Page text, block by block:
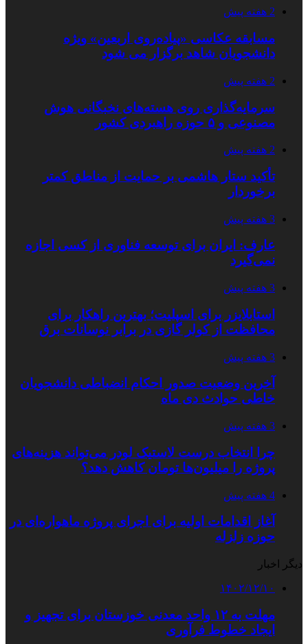
2 هفته پیش
مسابقه عکاسی «پیاده‌روی اربعین» ویژه
دانشجویان شاهد برگزار می شود
2 هفته پیش
سرمایه‌گذاری روی هسته‌های نخبگانی هوش
مصنوعی و ۵ حوزه راهبردی کشور
2 هفته پیش
تأکید ستار هاشمی بر حمایت از مناطق کمتر
برخوردار
3 هفته پیش
عارف: ایران برای توسعه فناوری از کسی اجازه
نمی‌گیرد
3 هفته پیش
استابلایزر برای اسپلیت؛ بهترین راهکار برای
محافظت از کولر گازی در برابر نوسانات برق
3 هفته پیش
آخرین وضعیت صدور احکام انضباطی دانشجویان
خاطی حوادث دی ماه
3 هفته پیش
چرا انتخاب درست لاستیک لودر می‌تواند هزینه‌های
پروژه را میلیون‌ها تومان کاهش دهد؟
4 هفته پیش
آغاز اقدامات اولیه برای اجرای پروژه ماهواره‌ای در
حوزه زلزله
دیگر اخبار
۱۴۰۲/۱۲/۱۰
مهلت به ۱۲ واحد معدنی خوزستان برای تجهیز و
ایجاد خطوط فرآوری